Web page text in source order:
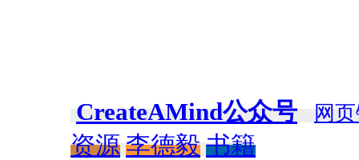
CreateAMind公众号 网
资源 李德毅 书籍